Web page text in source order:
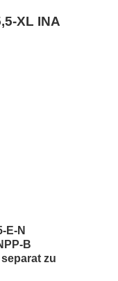
XL INA
E-N
B
zu